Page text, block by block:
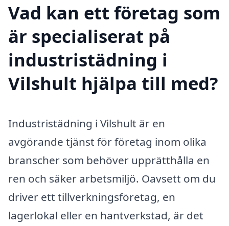
Vad kan ett företag som
är specialiserat på
industristädning i
Vilshult hjälpa till med?
Industristädning i Vilshult är en
avgörande tjänst för företag inom olika
branscher som behöver upprätthålla en
ren och säker arbetsmiljö. Oavsett om du
driver ett tillverkningsföretag, en
lagerlokal eller en hantverkstad, är det